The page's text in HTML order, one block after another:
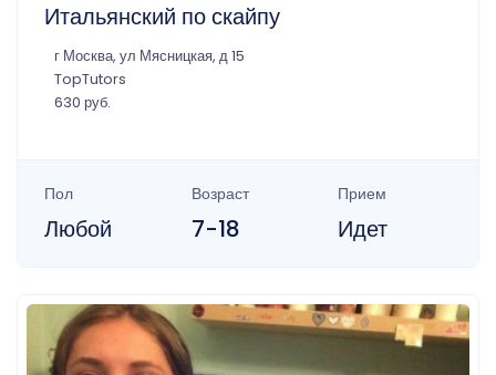
Итальянский по скайпу
г Москва, ул Мясницкая, д 15
TopTutors
630 руб.
Пол
Любой
Возраст
7-18
Прием
Идет